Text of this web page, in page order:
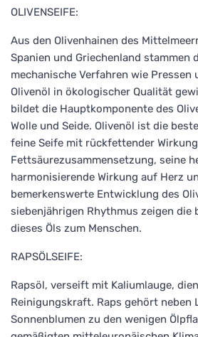
OLIVENSEIFE:
Aus den Olivenhainen des
Spanien und Griechenland stammen
mechanische Verfahren wie Pressen
Olivenöl in ökologischer Qualität
bildet die Hauptkomponente des
Wolle und Seide. Olivenöl ist die
feine Seife mit rückfettender
Fettsäurezusammensetzung, seine
harmonisierende Wirkung auf Herz
bemerkenswerte Entwicklung des
siebenjährigen Rhythmus zeigen die
dieses Öls zum Menschen.
RAPSÖLSEIFE:
Rapsöl, verseift mit Kaliumlauge,
Reinigungskraft. Raps gehört neben
Sonnenblumen zu den wenigen